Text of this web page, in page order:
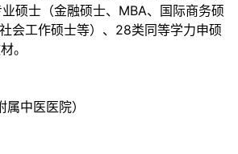
硕士（金融硕士、MBA、国际商务硕
会工作硕士等）、28类同等学力申硕
。
中医医院）